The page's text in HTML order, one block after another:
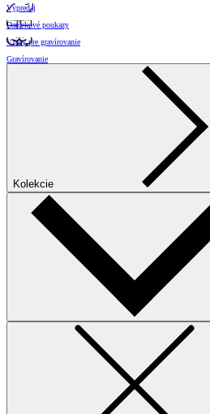
Výpredaj
Darčekové poukazy
Vzory pre gravírovanie
Gravírovanie
Kolekcie